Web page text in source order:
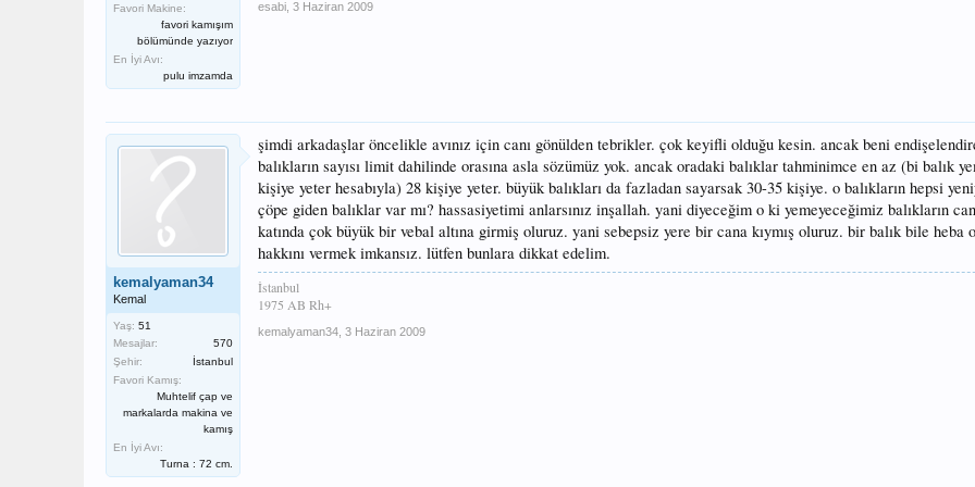
Favori Makine:
favori kamışım
bölümünde yazıyor
En İyi Avı:
pulu imzamda
esabi 3 Haziran 2009
kemalyaman34
Kemal
Yaş: 51
Mesajlar:
570
Şehir:
İstanbul
Favori Kamış:
Muhtelif çap ve
markalarda makina ve
kamış
En İyi Avı:
Turna : 72 cm.
şimdi arkadaşlar öncelikle avınız için canı gönülden tebrikler. çok keyifli olduğu kesin. ancak beni
balıkların sayısı limit dahilinde orasına asla sözümüz yok. ancak oradaki balıklar tahminimce en az (bi balık
kişiye yeter hesabıyla) 28 kişiye yeter. büyük balıkları da fazladan sayarsak 30-35 kişiye. o balıkların hepsi
çöpe giden balıklar var mı? hassasiyetimi anlarsınız inşallah. yani diyeceğim o ki yemeyeceğimiz balıkların
katında çok büyük bir vebal altına girmiş oluruz. yani sebepsiz yere bir cana kıymış oluruz. bir balık bile heba
hakkını vermek imkansız. lütfen bunlara dikkat edelim.
İstanbul
1975 AB Rh+
kemalyaman34 3 Haziran 2009